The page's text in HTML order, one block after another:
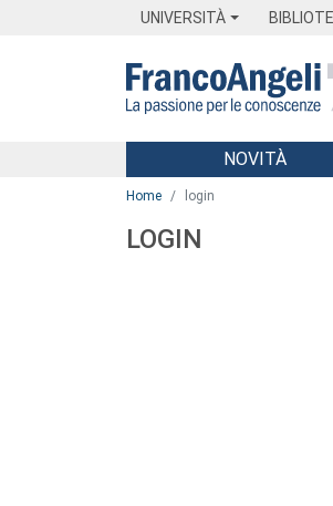
UNIVERSITÀ
Menu
NOVITÀ
Home login
LOGIN